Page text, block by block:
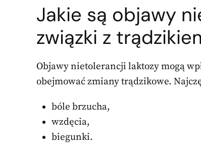
Jakie są objawy
związki z
Objawy nietolerancji laktozy mogą
obejmować zmiany trądzikowe.
bóle brzucha,
wzdęcia,
biegunki.